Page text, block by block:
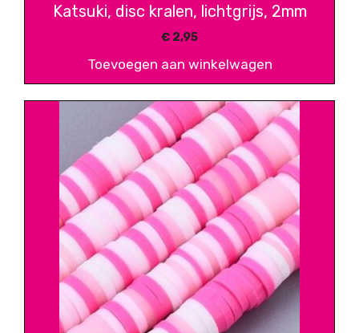
Katsuki, disc kralen, lichtgrijs, 2mm
€ 2,95
Toevoegen aan winkelwagen